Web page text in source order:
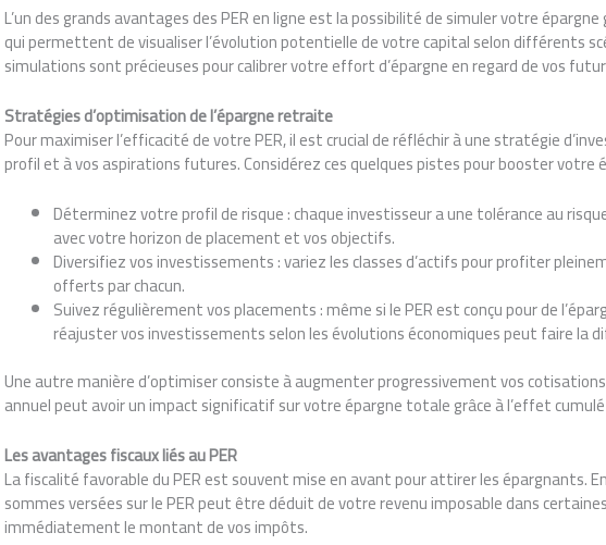
L’un des grands avantages des PER en ligne est la possibilité de simuler votre
qui permettent de visualiser l’évolution potentielle de votre capital selon différents
simulations sont précieuses pour calibrer votre effort d’épargne en regard de vos
Stratégies d’optimisation de l’épargne retraite
Pour maximiser l’efficacité de votre PER, il est crucial de réfléchir à une stratégie
profil et à vos aspirations futures. Considérez ces quelques pistes pour booster votre
Déterminez votre profil de risque : chaque investisseur a une tolérance au
avec votre horizon de placement et vos objectifs.
Diversifiez vos investissements : variez les classes d’actifs pour profiter
offerts par chacun.
Suivez régulièrement vos placements : même si le PER est conçu pour de
réajuster vos investissements selon les évolutions économiques peut faire la
Une autre manière d’optimiser consiste à augmenter progressivement vos
annuel peut avoir un impact significatif sur votre épargne totale grâce à l’effet
Les avantages fiscaux liés au PER
La fiscalité favorable du PER est souvent mise en avant pour attirer les épargnants.
sommes versées sur le PER peut être déduit de votre revenu imposable dans
immédiatement le montant de vos impôts.